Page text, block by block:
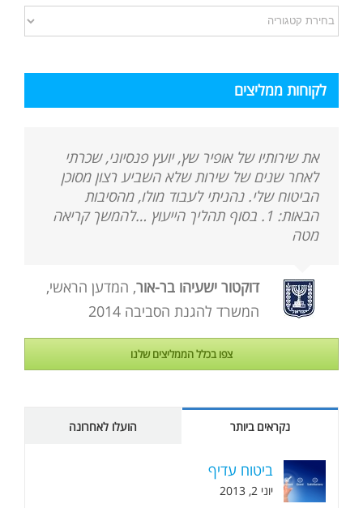
קטגוריות
המאמרים
לקוחות ממליצים
את שירותיו של אופיר שץ, יועץ פנסיוני, שכרתי
לאחר שנים של שירות שלא השביע רצון מסוכן
הביטוח שלי. נהניתי לעבוד מולו, מהסיבות
הבאות: 1. בסוף תהליך הייעוץ …להמשך קריאה
מטה
דוקטור ישעיהו בר-אור, המדען הראשי,
המשרד להגנת הסביבה 2014
צפו בכלל הממליצים שלנו
נקראים ביותר הועלו לאחרונה
ביטוח עדיף
יוני 2, 2013